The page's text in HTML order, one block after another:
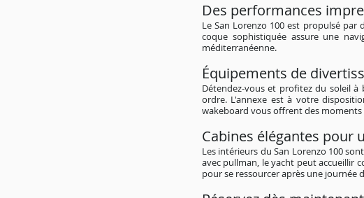
Des performances
Le San Lorenzo 100 est propulsé
coque sophistiquée assure une
méditerranéenne.
Équipements de
Détendez-vous et profitez du soleil
ordre. L'annexe est à votre
wakeboard vous offrent des
Cabines élégantes pour
Les intérieurs du San Lorenzo 100
avec pullman, le yacht peut accueillir
pour se ressourcer après une journée